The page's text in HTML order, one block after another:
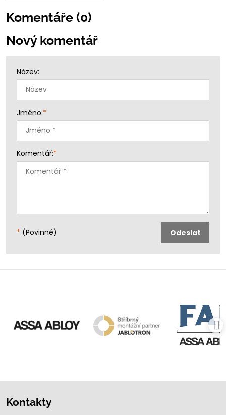
Komentáře (0)
Nový komentář
Název:
Jméno:*
Komentář:*
* (Povinné) Odeslat
Kontakty